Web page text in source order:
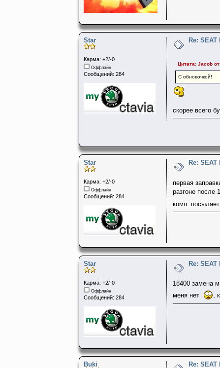
Star
Карма: +2/-0
Оффлайн
Сообщений: 284
Re:
Цитата: Jacob
С обновочкой!
скорее всего
Star
Карма: +2/-0
Оффлайн
Сообщений: 284
Re:
первая
разгоне после
комп
Star
Карма: +2/-0
Оффлайн
Сообщений: 284
Re:
18400 замена
меня нет
,
Buki Re: